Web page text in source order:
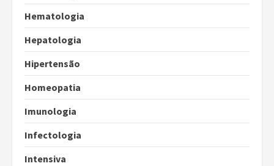
Hematologia
Hepatologia
Hipertensão
Homeopatia
Imunologia
Infectologia
Intensiva